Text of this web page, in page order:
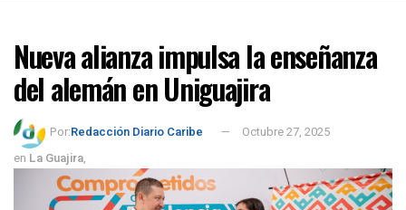
Nueva alianza impulsa la enseñanza
del alemán en Uniguajira
Por:Redacción Diario Caribe
Octubre 27, 2025
en La Guajira,